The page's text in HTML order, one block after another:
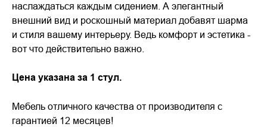
наслаждаться каждым сидением. А элегантный
внешний вид и роскошный материал добавят шарма
и стиля вашему интерьеру. Ведь комфорт и эстетика -
вот что действительно важно.
Цена указана за 1 стул.
Мебель отличного качества от производителя с
гарантией 12 месяцев!